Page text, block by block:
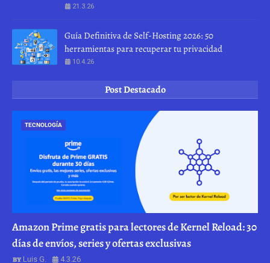
21.3.26
Guía Definitiva de Self-Hosting 2026: 50
herramientas para recuperar tu privacidad
10.4.26
Post Destacado
TECNOLOGÍA
Amazon Prime gratis para lectores de Kernel Reload: 30
días de envíos, series y ofertas exclusivas
Luis G. 4.3.26